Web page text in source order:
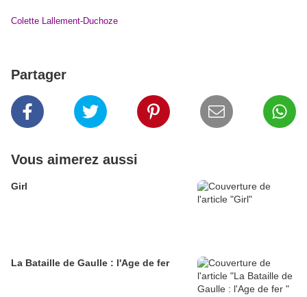
Colette Lallement-Duchoze
Partager
Vous aimerez aussi
Girl
La Bataille de Gaulle : l'Age de fer